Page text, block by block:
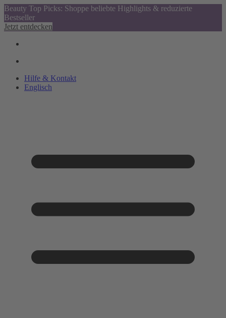
Beauty Top Picks: Shoppe beliebte Highlights & reduzierte
Bestseller
Jetzt entdecken
Hilfe & Kontakt
Englisch